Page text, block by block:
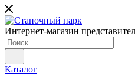
Интернет-магазин
Каталог